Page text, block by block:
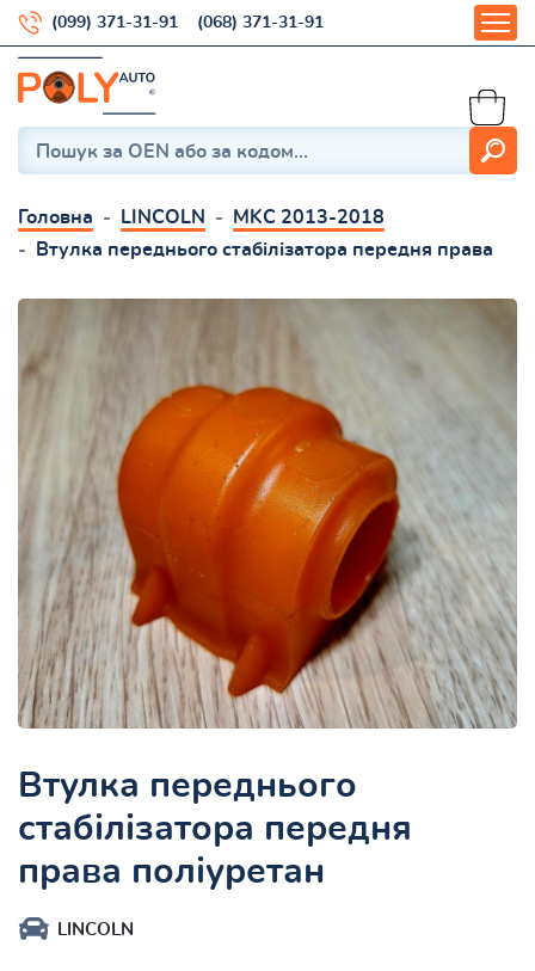
(099) 371-31-91 (068) 371-31-91
Головна LINCOLN
MKC 2013-2018
Втулка переднього стабілізатора передня права
Втулка переднього
стабілізатора передня
права поліуретан
LINCOLN